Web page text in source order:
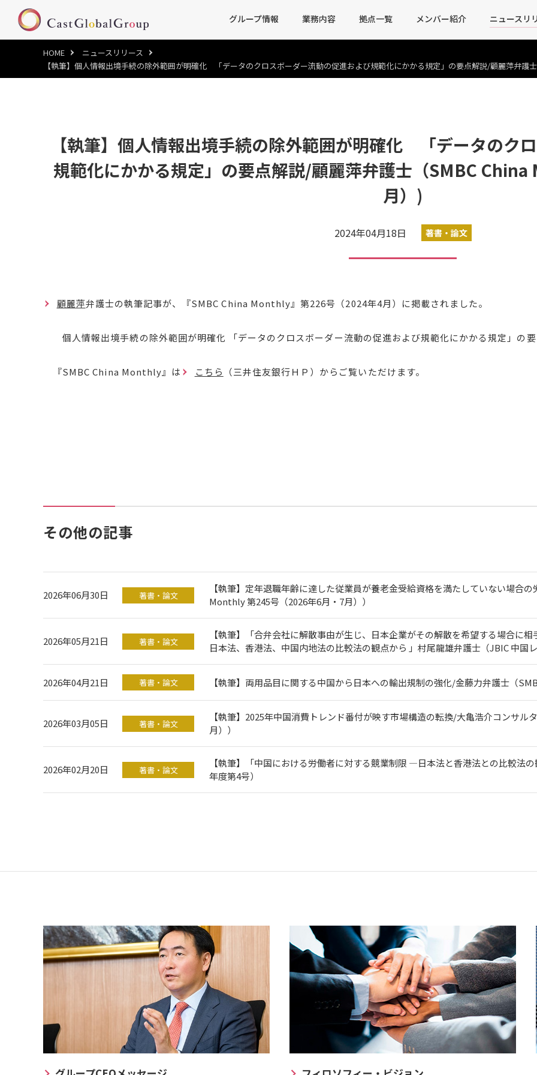
グループ情報 業務内容 拠点一覧 メンバー紹介 ニュースリ
HOME
ニュースリリース
【執筆】個人情報出境手続の除外範囲が明確化 「データのクロスボーダー流動の促進および規範化にかかる規定」の要点解説/顧麗萍弁護
【執筆】個人情報出境手続の除外範囲が明確化 「データのク
規範化にかかる規定」の要点解説/顧麗萍弁護士（SMBC
月）)
2024年04月18日 著書・論文
顧麗萍弁護士の執筆記事が、『SMBC China Monthly』第226号（2024年4月）に掲載されました。
個人情報出境手続の除外範囲が明確化 「データのクロスボーダー流動の促進および規範化にかかる規定」の
『SMBC China Monthly』は こちら （三井住友銀行ＨＰ）からご覧いただけます。
その他の記事
2026年06月30日 著書・論文
【執筆】定年退職年齢に達した従業員が養老金受給資格を満たしていない場合
Monthly 第245号（2026年6月・7月））
2026年05月21日 著書・論文
【執筆】「合弁会社に解散事由が生じ、日本企業がその解散を希望する場合に
日本法、香港法、中国内地法の比較法の観点から 」村尾龍雄弁護士（JBIC 中
2026年04月21日 著書・論文 【執筆】両用品目に関する中国から日本への輸出規制の強化/金藤力弁護士（
2026年03月05日 著書・論文
【執筆】2025年中国消費トレンド番付が映す市場構造の転換/大亀浩介コンサ
月））
2026年02月20日 著書・論文
【執筆】「中国における労働者に対する競業制限 ―日本法と香港法との比較法
年度第4号）